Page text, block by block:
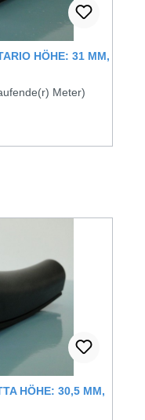
HÖHE: 31 MM,
Meter)
HÖHE: 30,5 MM,